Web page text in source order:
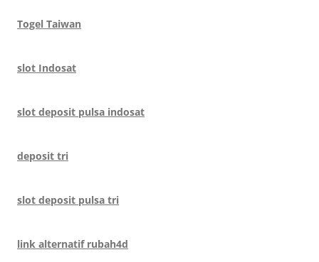
Togel Taiwan
slot Indosat
slot deposit pulsa indosat
deposit tri
slot deposit pulsa tri
link alternatif rubah4d